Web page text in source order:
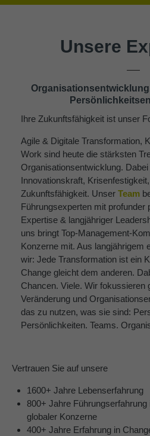
Unsere
Ihre Zukunftsfähigkeit ist unser
Agile & Digitale Transformation,
Work sind heute die stärksten
Organisationsentwicklung.
Innovationskraft,
Zukunftsfähigkeit. Unser Team
Führungsexperten mit profunder
Expertise & langjähriger
uns bringt Top-Management-
Konzerne mit. Aus langjährigem
wir: Jede Transformation ist ein
Change gleicht dem anderen.
Chancen. Viele. Wir fokussieren
Veränderung und
das zu nutzen, was sie sind:
Persönlichkeiten. Teams.
Vertrauen Sie auf unsere
1600+ Jahre Lebenserfahrung
800+ Jahre
globaler Konzerne
400+ Jahre Erfahrung in